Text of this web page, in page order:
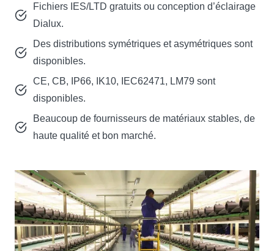
Fichiers IES/LTD gratuits ou conception d’éclairage
Dialux.
Des distributions symétriques et asymétriques sont
disponibles.
CE, CB, IP66, IK10, IEC62471, LM79 sont
disponibles.
Beaucoup de fournisseurs de matériaux stables, de
haute qualité et bon marché.